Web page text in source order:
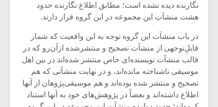
نگارنده دیده نشده است؛ مطابق اطلاع نگارنده حدود
هشت منشآتِ این مجموعه در این گروه قرار دارند.
در باب منشآت این گروه توجه به این واقعیت که شمار
قابلِ‌توجهی از منشآت تصحیح و منتشرشده ازآن‌رو که در
قالب منشآت نویسنده‌ای خاص منتشر شده‌اند در بین اهل
موسیقی ناشناخته مانده‌اند، و در نهایت منشآتی که هم
تصحیح و منتشر شده بوده‌اند و هم موسیقی‌پژوهان از آنها
اطلاع داشته‌اند و بعضاً در پژوهش‌های خود به آنها استناد